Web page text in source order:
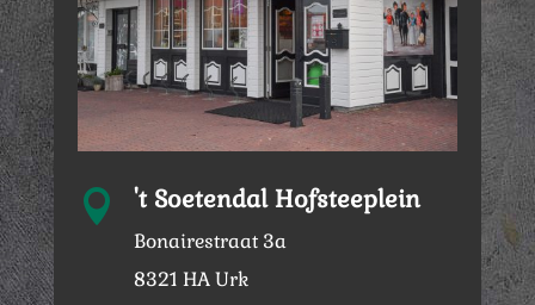
 't Soetendal Hofsteeplein
Bonairestraat 3a
8321 HA Urk